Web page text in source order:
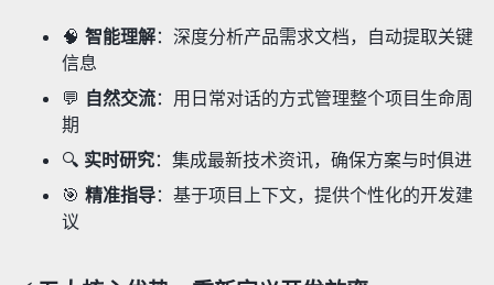
🧠 智能理解：深度分析产品需求文档，自动提取关键
信息
💬 自然交流：用日常对话的方式管理整个项目生命周
期
🔍 实时研究：集成最新技术资讯，确保方案与时俱进
🎯 精准指导：基于项目上下文，提供个性化的开发建
议